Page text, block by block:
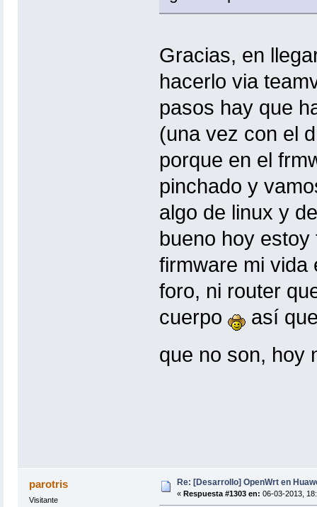
Gracias, en
hacerlo via
pasos hay que
(una vez con el
porque en el
pinchado y
algo de linux y
bueno hoy
firmware mi vida
foro, ni router
cuerpo
así
que no son, hoy
parotris
Visitante
Re: [Desarrollo] OpenWrt en
« Respuesta #1303 en: 06-03-2013,